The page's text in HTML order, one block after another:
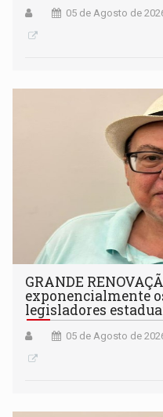
05 de Agosto de
GRANDE
exponencialmente
legisladores
05 de Agosto de